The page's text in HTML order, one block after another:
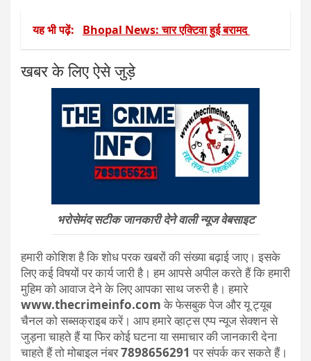
यह भी पढ़ें: Bhopal News: चार एक्टिवा हुई बरामद
खबर के लिए ऐसे जुड़े
भरोसेमंद सटीक जानकारी देने वाली न्यूज वेबसाइट
हमारी कोशिश है कि शोध परक खबरों की संख्या बढ़ाई जाए। इसके
लिए कई विषयों पर कार्य जारी है। हम आपसे अपील करते हैं कि हमारी
मुहिम को आवाज देने के लिए आपका साथ जरुरी है। हमारे
www.thecrimeinfo.comके फेसबुक पेज और यू ट्यूब
चैनल को सब्सक्राइब करें। आप हमारे व्हाट्स एप्प न्यूज सेक्शन से
जुड़ना चाहते हैं या फिर कोई घटना या समाचार की जानकारी देना
चाहते हैं तो मोबाइल नंबर7898656291 पर संपर्क कर सकते हैं।